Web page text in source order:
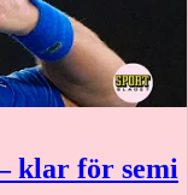
klar för semi